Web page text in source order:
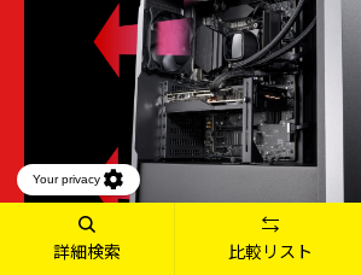
詳細検索 比較リスト